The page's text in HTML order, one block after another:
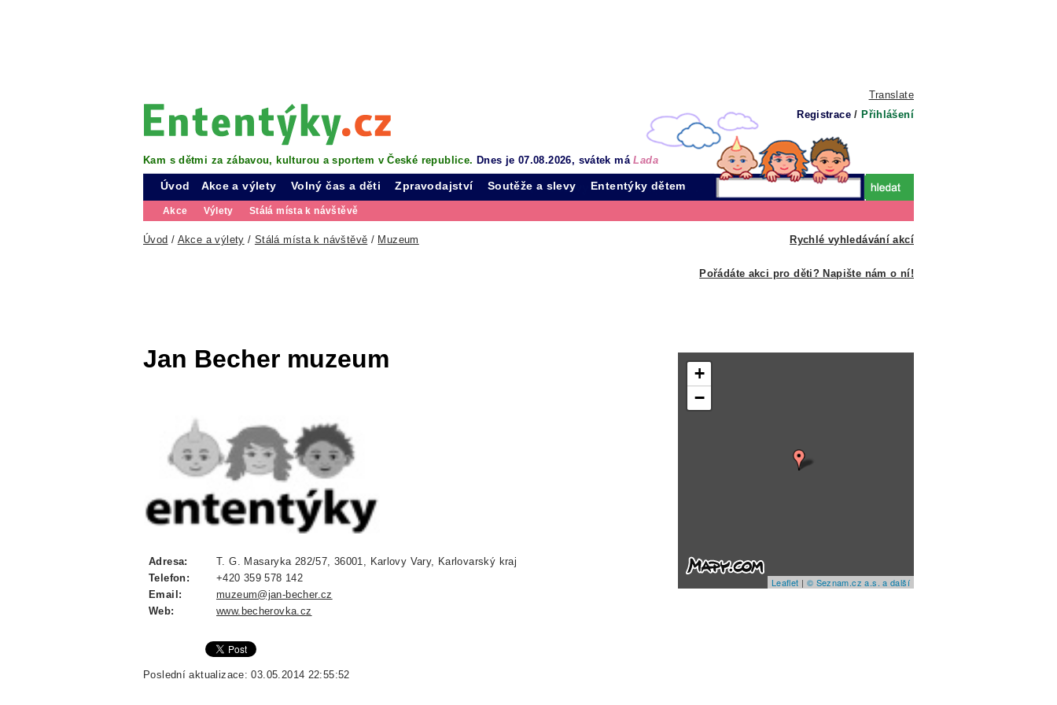
Translate
Registrace / Přihlášení
Kam s dětmi za zábavou, kulturou a sportem v České republice. Dnes je 07.08.2026, svátek máLada
Úvod Akce a výlety
Akce Výlety Stálá místa k návštěvě
Volný čas a děti Zpravodajství Soutěže a slevy Ententýky dětem
Rychlé vyhledávání akcí
Úvod / Akce a výlety / Stálá místa k návštěvě / Muzeum
Pořádáte akci pro děti? Napište nám o ní!
Jan Becher muzeum
Adresa:
T. G. Masaryka 282/57, 36001, Karlovy Vary, Karlovarský kraj
Telefon:
+420 359 578 142
Email:
muzeum@jan-becher.cz
Web:
www.becherovka.cz
Poslední aktualizace: 03.05.2014 22:55:52
+
−
Leaflet | © Seznam.cz a.s. a další